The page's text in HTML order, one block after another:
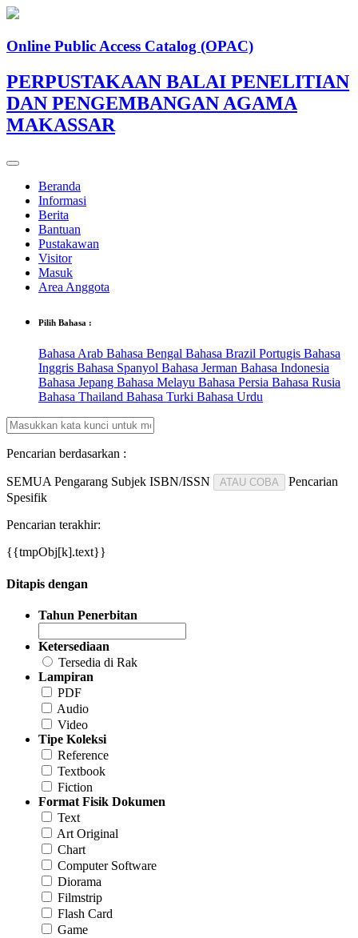
Online Public Access Catalog (OPAC)
PERPUSTAKAAN BALAI PENELITIAN
DAN PENGEMBANGAN AGAMA
MAKASSAR
Beranda
Informasi
Berita
Bantuan
Pustakawan
Visitor
Masuk
Area Anggota
Pilih Bahasa :
Bahasa Arab Bahasa Bengal Bahasa Brazil Portugis Bahasa
Inggris Bahasa Spanyol Bahasa Jerman Bahasa Indonesia
Bahasa Jepang Bahasa Melayu Bahasa Persia Bahasa Rusia
Bahasa Thailand Bahasa Turki Bahasa Urdu
Pencarian berdasarkan :
SEMUA Pengarang Subjek ISBN/ISSN ATAU COBA
Pencarian
Spesifik
Pencarian terakhir:
{{tmpObj[k].text}}
Ditapis dengan
Tahun Penerbitan
Ketersediaan
Tersedia di Rak
Lampiran
PDF
Audio
Video
Tipe Koleksi
Reference
Textbook
Fiction
Format Fisik Dokumen
Text
Art Original
Chart
Computer Software
Diorama
Filmstrip
Flash Card
Game